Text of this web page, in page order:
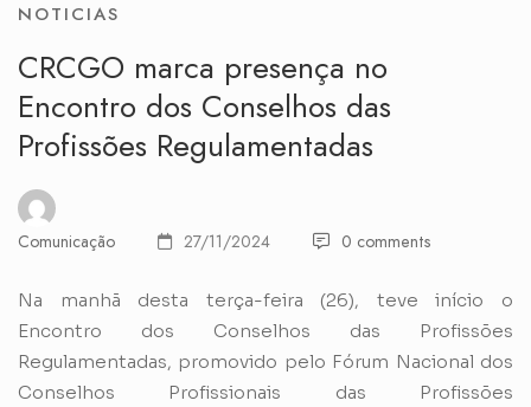
NOTICIAS
CRCGO marca presença no
Encontro dos Conselhos das
Profissões Regulamentadas
Comunicação 27/11/2024 0 comments
Na manhã desta terça-feira (26), teve início o
Encontro dos Conselhos das Profissões
Regulamentadas, promovido pelo Fórum Nacional dos
Conselhos Profissionais das Profissões